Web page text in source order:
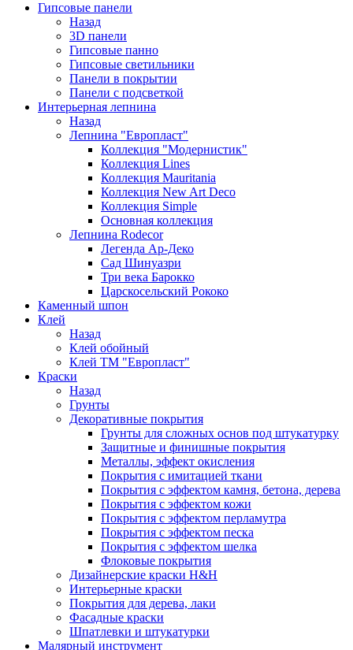
Гипсовые панели
Назад
3D панели
Гипсовые панно
Гипсовые светильники
Панели в покрытии
Панели с подсветкой
Интерьерная лепнина
Назад
Лепнина "Европласт"
Коллекция "Модернистик"
Коллекция Lines
Коллекция Mauritania
Коллекция New Art Deco
Коллекция Simple
Основная коллекция
Лепнина Rodecor
Легенда Ар-Деко
Сад Шинуазри
Три века Барокко
Царскосельский Рококо
Каменный шпон
Клей
Назад
Клей обойный
Клей ТМ "Европласт"
Краски
Назад
Грунты
Декоративные покрытия
Грунты для сложных основ под штукатурку
Защитные и финишные покрытия
Металлы, эффект окисления
Покрытия с имитацией ткани
Покрытия с эффектом камня, бетона, дерева
Покрытия с эффектом кожи
Покрытия с эффектом перламутра
Покрытия с эффектом песка
Покрытия с эффектом шелка
Флоковые покрытия
Дизайнерские краски H&H
Интерьерные краски
Покрытия для дерева, лаки
Фасадные краски
Шпатлевки и штукатурки
Малярный инструмент